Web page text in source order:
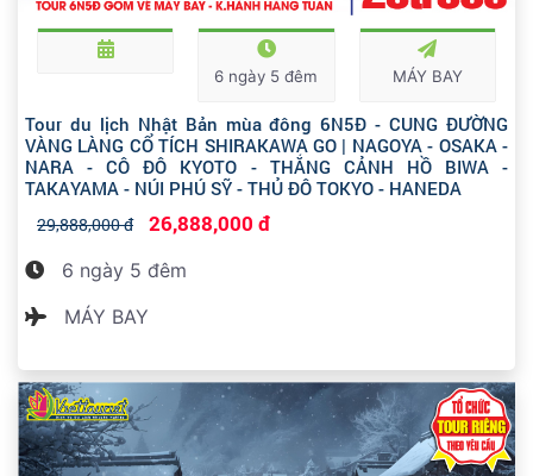
6 ngày 5 đêm MÁY BAY
Tour du lịch Nhật Bản mùa đông 6N5Đ - CUNG ĐƯỜNG
VÀNG LÀNG CỔ TÍCH SHIRAKAWA GO | NAGOYA - OSAKA -
NARA - CÔ ĐÔ KYOTO - THẮNG CẢNH HỒ BIWA -
TAKAYAMA - NÚI PHÚ SỸ - THỦ ĐÔ TOKYO - HANEDA
29,888,000 đ 26,888,000 đ
6 ngày 5 đêm
MÁY BAY